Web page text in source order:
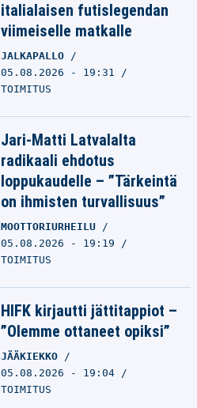
italialaisen futislegendan
viimeiselle matkalle
JALKAPALLO
05.08.2026 - 19:31
TOIMITUS
Jari-Matti Latvalalta
radikaali ehdotus
loppukaudelle – ”Tärkeintä
on ihmisten turvallisuus”
MOOTTORIURHEILU
05.08.2026 - 19:19
TOIMITUS
HIFK kirjautti jättitappiot –
”Olemme ottaneet opiksi”
JÄÄKIEKKO
05.08.2026 - 19:04
TOIMITUS